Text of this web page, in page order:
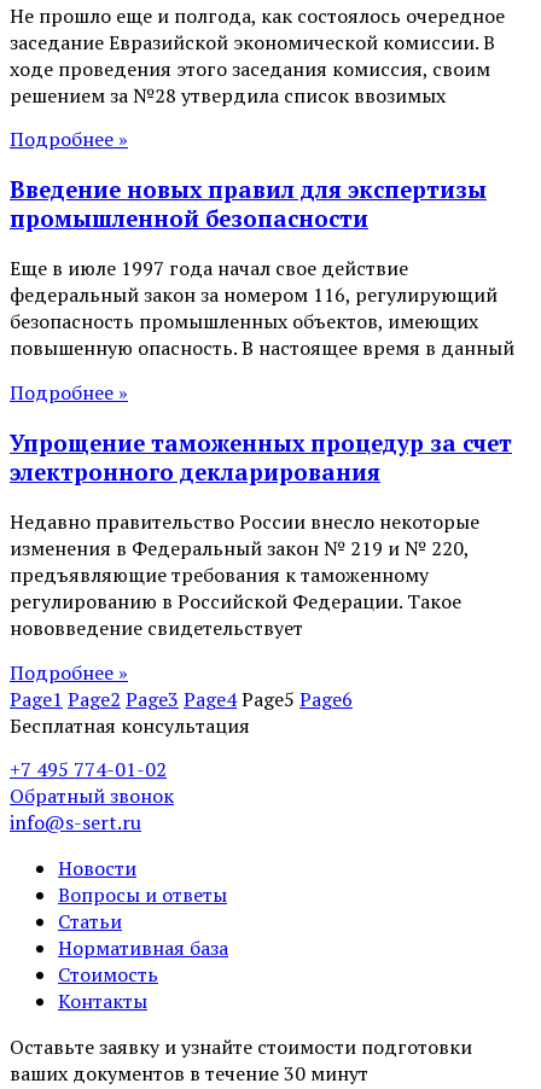
Не прошло еще и полгода, как состоялось очередное
заседание Евразийской экономической комиссии. В
ходе проведения этого заседания комиссия, своим
решением за №28 утвердила список ввозимых
Подробнее »
Введение новых правил для экспертизы
промышленной безопасности
Еще в июле 1997 года начал свое действие
федеральный закон за номером 116, регулирующий
безопасность промышленных объектов, имеющих
повышенную опасность. В настоящее время в данный
Подробнее »
Упрощение таможенных процедур за счет
электронного декларирования
Недавно правительство России внесло некоторые
изменения в Федеральный закон № 219 и № 220,
предъявляющие требования к таможенному
регулированию в Российской Федерации. Такое
нововведение свидетельствует
Подробнее »
Page1 Page2 Page3 Page4Page5 Page6
Бесплатная консультация
+7 495 774-01-02
Обратный звонок
info@s-sert.ru
Новости
Вопросы и ответы
Статьи
Нормативная база
Стоимость
Контакты
Оставьте заявку и узнайте стоимости подготовки
ваших документов в течение 30 минут